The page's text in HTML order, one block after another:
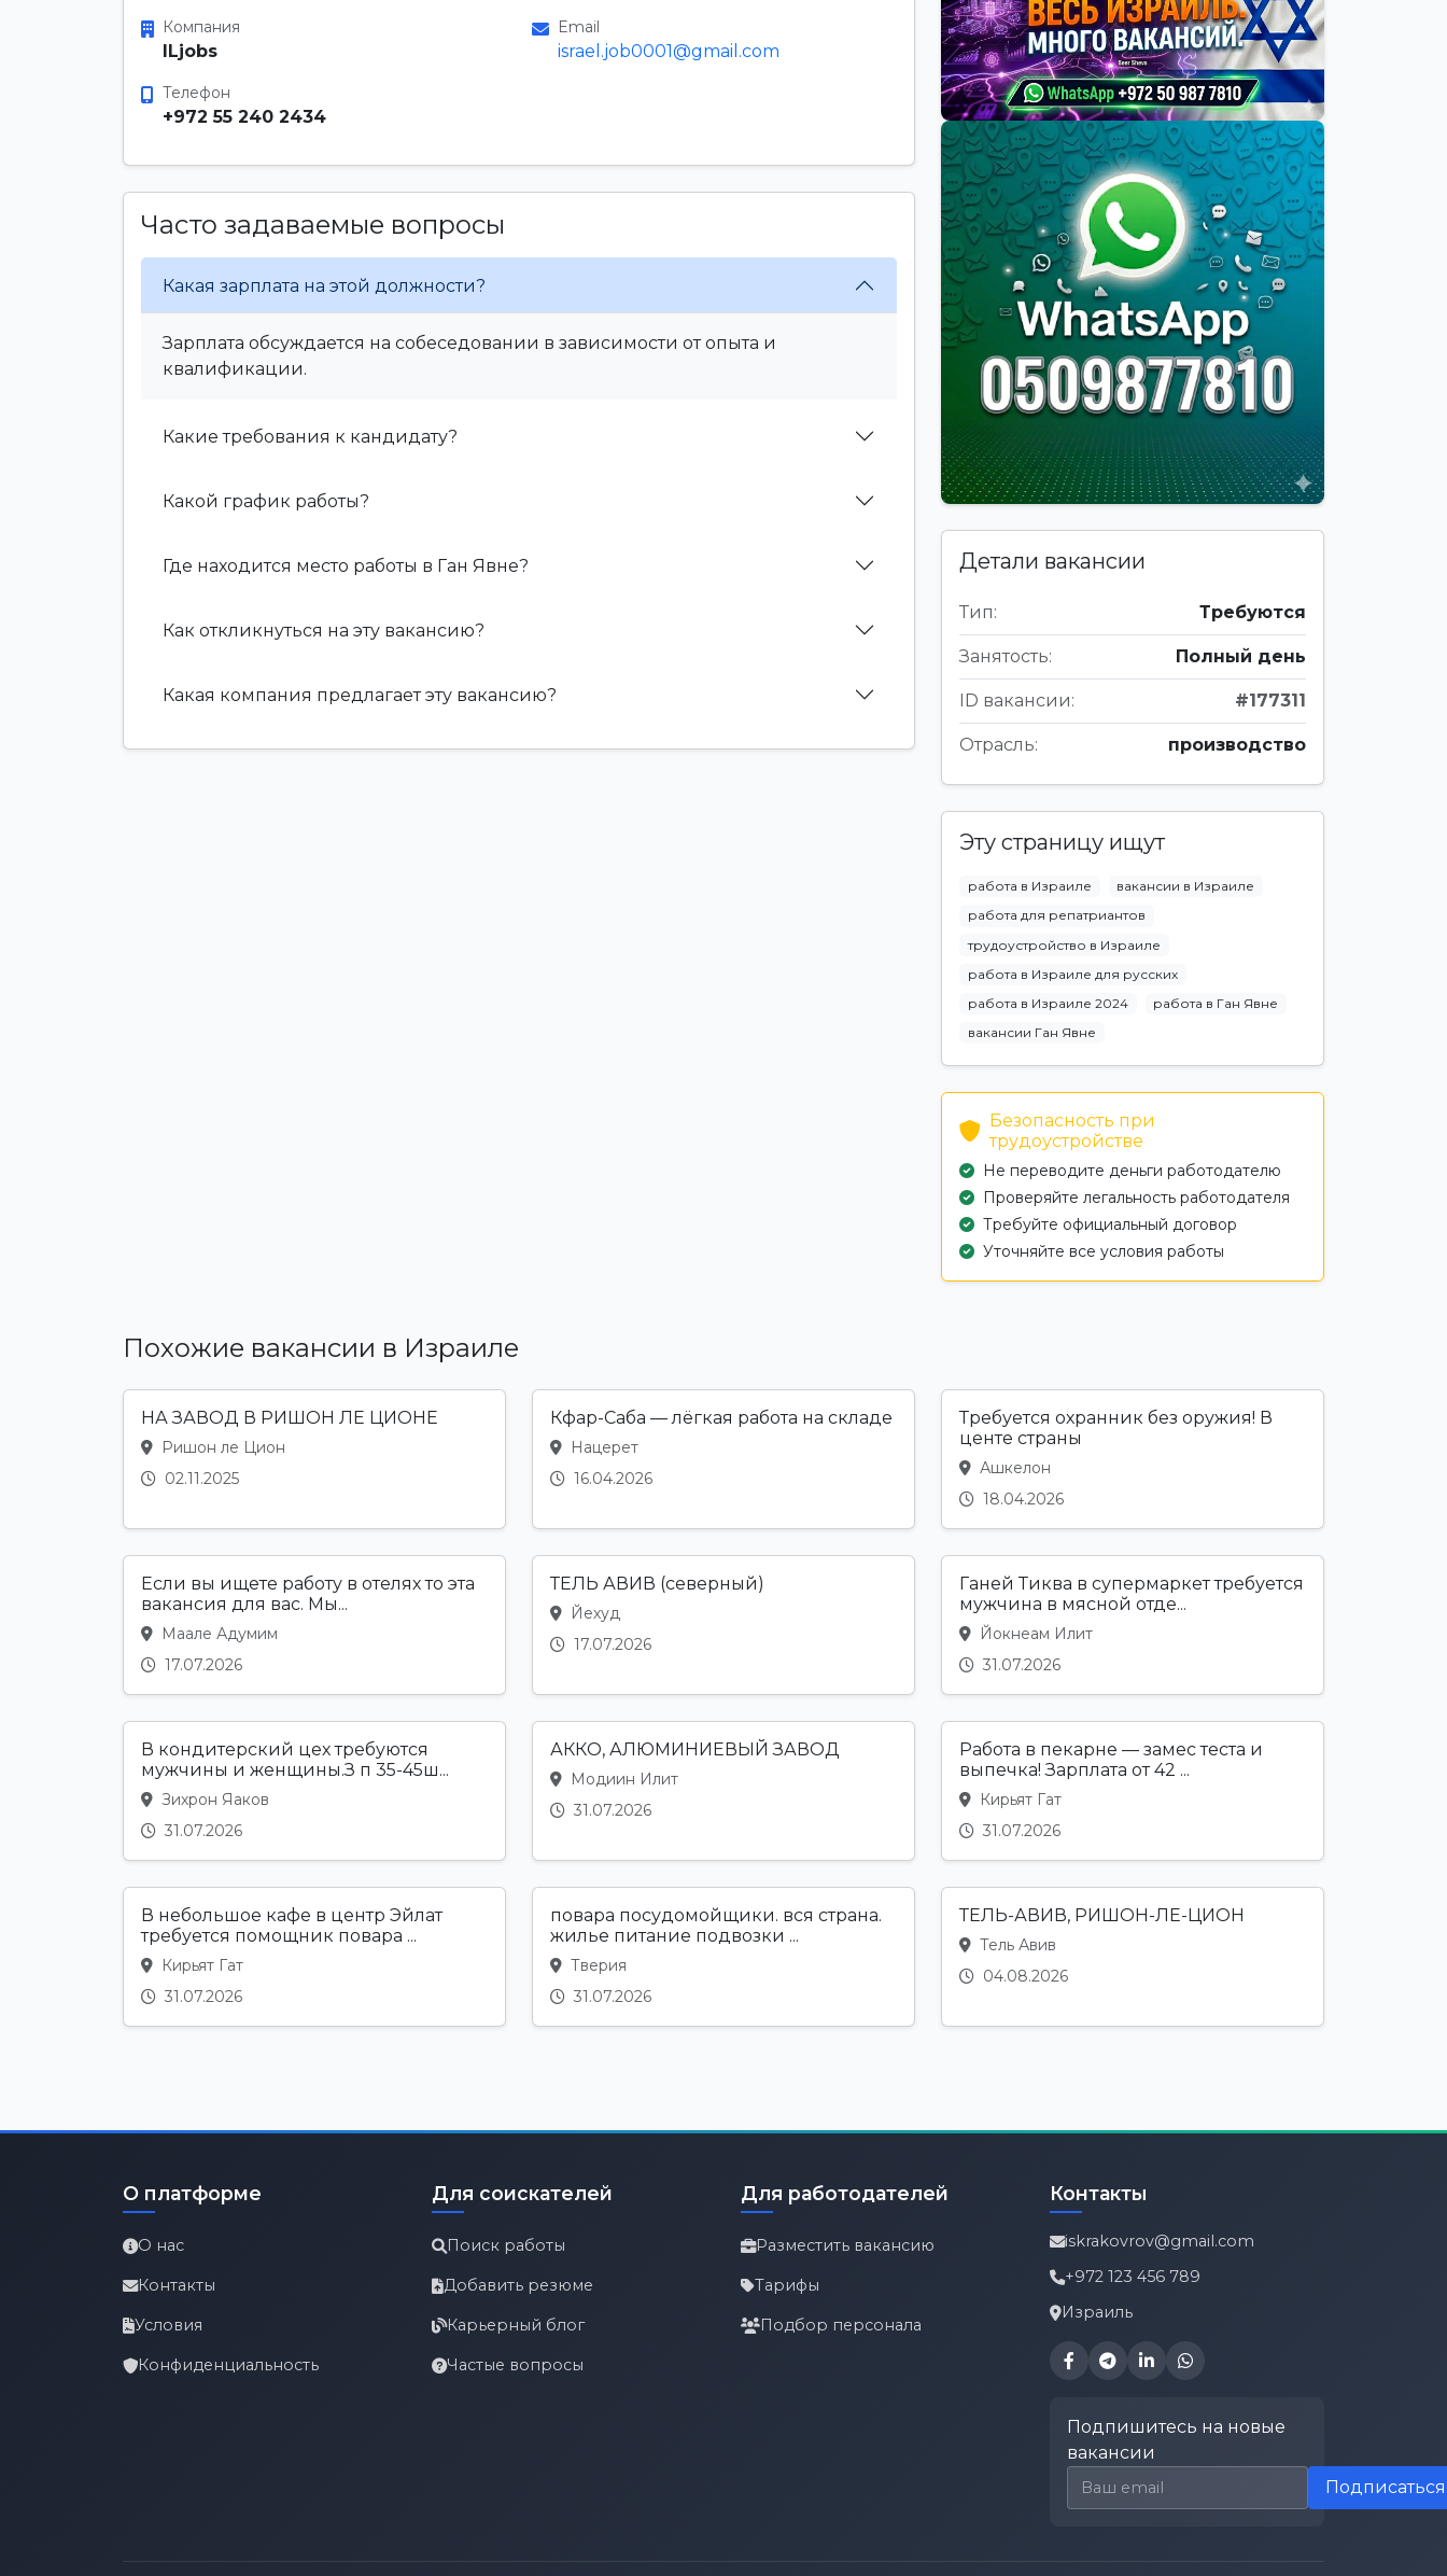
Компания
ILjobs
Email
israel.job0001@gmail.com
Телефон
+972 55 240 2434
Часто задаваемые вопросы
Какая зарплата на этой должности?
Зарплата обсуждается на собеседовании в зависимости от опыта и
квалификации.
Какие требования к кандидату?
Какой график работы?
Где находится место работы в Ган Явне?
Как откликнуться на эту вакансию?
Какая компания предлагает эту вакансию?
Детали вакансии
Тип: Требуются
Занятость: Полный день
ID вакансии: #177311
Отрасль: производство
Эту страницу ищут
работа в Израиле
вакансии в Израиле
работа для репатриантов
трудоустройство в Израиле
работа в Израиле для русских
работа в Израиле 2024
работа в Ган Явне
вакансии Ган Явне
Безопасность при
трудоустройстве
Не переводите деньги работодателю
Проверяйте легальность работодателя
Требуйте официальный договор
Уточняйте все условия работы
Похожие вакансии в Израиле
НА ЗАВОД В РИШОН ЛЕ ЦИОНЕ
Ришон ле Цион
02.11.2025
Кфар-Саба — лёгкая работа на складе
Нацерет
16.04.2026
Требуется охранник без оружия! В
центе страны
Ашкелон
18.04.2026
Если вы ищете работу в отелях то эта
вакансия для вас. Мы...
Маале Адумим
17.07.2026
ТЕЛЬ АВИВ (северный)
Йехуд
17.07.2026
Ганей Тиква в супермаркет требуется
мужчина в мясной отде...
Йокнеам Илит
31.07.2026
В кондитерский цех требуются
мужчины и женщины.З п 35-45ш...
Зихрон Яаков
31.07.2026
АККО, АЛЮМИНИЕВЫЙ ЗАВОД
Модиин Илит
31.07.2026
Работа в пекарне — замес теста и
выпечка! Зарплата от 42 ...
Кирьят Гат
31.07.2026
В небольшое кафе в центр Эйлат
требуется помощник повара ...
Кирьят Гат
31.07.2026
повара посудомойщики. вся страна.
жилье питание подвозки ...
Тверия
31.07.2026
ТЕЛЬ-АВИВ, РИШОН-ЛЕ-ЦИОН
Тель Авив
04.08.2026
О платформе
О нас
Контакты
Условия
Конфиденциальность
Для соискателей
Поиск работы
Добавить резюме
Карьерный блог
Частые вопросы
Для работодателей
Разместить вакансию
Тарифы
Подбор персонала
Контакты
iskrakovrov@gmail.com
+972 123 456 789
Израиль
Подпишитесь на новые
вакансии
Email для подписки
Подписаться